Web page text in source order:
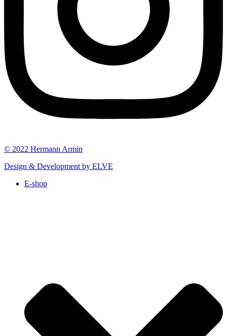
© 2022 Hermann Armin
Design & Development by ELVE
E-shop